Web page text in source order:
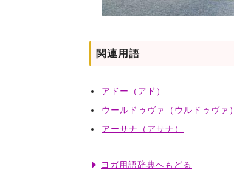
関連用語
アドー（アド）
ウールドゥヴァ（ウルドゥヴァ）
アーサナ（アサナ）
ヨガ用語辞典へもどる